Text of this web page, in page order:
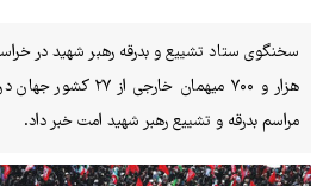
سخنگوی ستاد تشییع و بدرقه رهبر شهید در
هزار و ۷۰۰ میهمان
مراسم بدرقه و تشییع رهبر شهید امت خبر داد.